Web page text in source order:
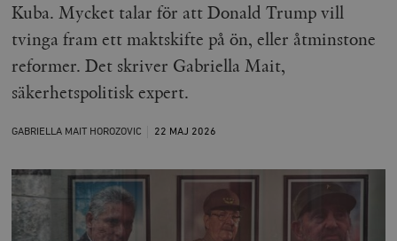
Kuba. Mycket talar för att Donald Trump vill
tvinga fram ett maktskifte på ön, eller åtminstone
reformer. Det skriver Gabriella Mait,
säkerhetspolitisk expert.
GABRIELLA MAIT HOROZOVIC 22 MAJ 2026